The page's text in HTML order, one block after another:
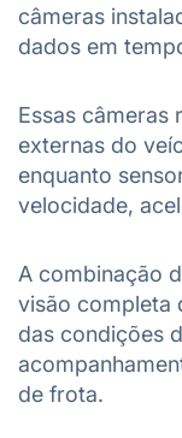
câmeras
dados em
Essas câmeras
externas do
enquanto
velocidade,
A combinação
visão completa
das condições
de frota.